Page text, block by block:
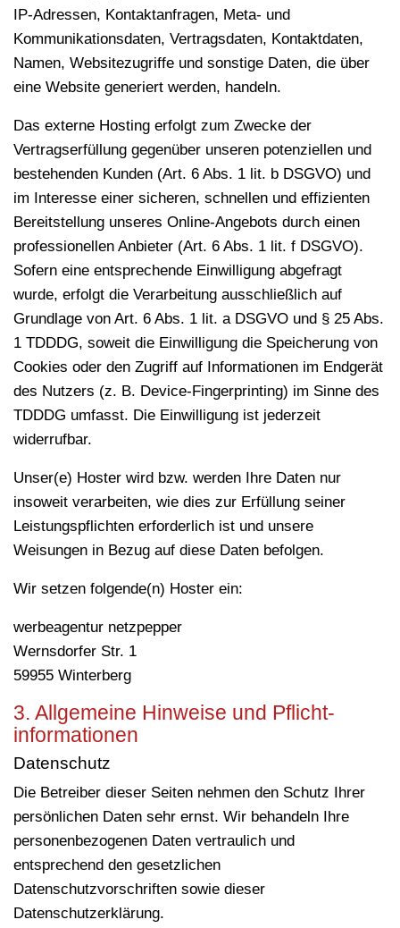
IP-Adressen, Kontaktanfragen, Meta- und
Kommunikationsdaten, Vertragsdaten, Kontaktdaten,
Namen, Websitezugriffe und sonstige Daten, die über
eine Website generiert werden, handeln.
Das externe Hosting erfolgt zum Zwecke der
Vertragserfüllung gegenüber unseren potenziellen und
bestehenden Kunden (Art. 6 Abs. 1 lit. b DSGVO) und
im Interesse einer sicheren, schnellen und effizienten
Bereitstellung unseres Online-Angebots durch einen
professionellen Anbieter (Art. 6 Abs. 1 lit. f DSGVO).
Sofern eine entsprechende Einwilligung abgefragt
wurde, erfolgt die Verarbeitung ausschließlich auf
Grundlage von Art. 6 Abs. 1 lit. a DSGVO und § 25 Abs.
1 TDDDG, soweit die Einwilligung die Speicherung von
Cookies oder den Zugriff auf Informationen im Endgerät
des Nutzers (z. B. Device-Fingerprinting) im Sinne des
TDDDG umfasst. Die Einwilligung ist jederzeit
widerrufbar.
Unser(e) Hoster wird bzw. werden Ihre Daten nur
insoweit verarbeiten, wie dies zur Erfüllung seiner
Leistungspflichten erforderlich ist und unsere
Weisungen in Bezug auf diese Daten befolgen.
Wir setzen folgende(n) Hoster ein:
werbeagentur netzpepper
Wernsdorfer Str. 1
59955 Winterberg
3. Allgemeine Hinweise und Pflicht­
informationen
Datenschutz
Die Betreiber dieser Seiten nehmen den Schutz Ihrer
persönlichen Daten sehr ernst. Wir behandeln Ihre
personenbezogenen Daten vertraulich und
entsprechend den gesetzlichen
Datenschutzvorschriften sowie dieser
Datenschutzerklärung.